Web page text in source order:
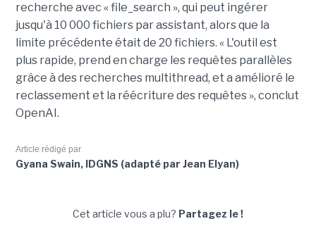
recherche avec « file_search », qui peut ingérer
jusqu'à 10 000 fichiers par assistant, alors que la
limite précédente était de 20 fichiers. « L'outil est
plus rapide, prend en charge les requêtes parallèles
grâce à des recherches multithread, et a amélioré le
reclassement et la réécriture des requêtes », conclut
OpenAI.
Article rédigé par
Gyana Swain, IDGNS (adapté par Jean Elyan)
Cet article vous a plu? Partagez le !